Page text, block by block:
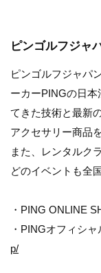
ピンゴルフジャ
ピンゴルフジャパ
ーカーPINGの日本
てきた技術と最新
アクセサリー商品
また、レンタルク
どのイベントも全
・PING ONLINE
・PINGオフィシ
p/